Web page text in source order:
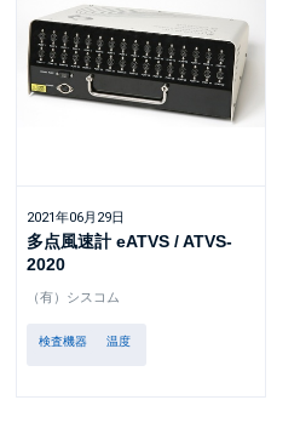
2021年06月29日
多点風速計 eATVS / ATVS-
2020
（有）シスコム
検査機器 温度